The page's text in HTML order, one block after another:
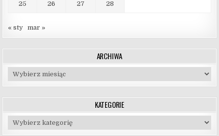
25 26 27 28
« sty mar »
ARCHIWA
Archiwa
KATEGORIE
Kategorie